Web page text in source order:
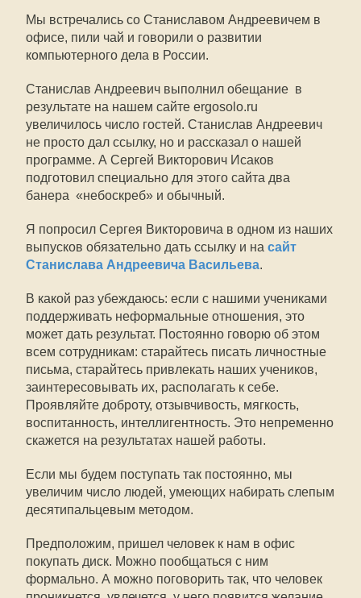
Мы встречались со Станиславом Андреевичем в
офисе, пили чай и говорили о развитии
компьютерного дела в России.
Станислав Андреевич выполнил обещание  в
результате на нашем сайте ergosolo.ru
увеличилось число гостей. Станислав Андреевич
не просто дал ссылку, но и рассказал о нашей
программе. А Сергей Викторович Исаков
подготовил специально для этого сайта два
банера  «небоскреб» и обычный.
Я попросил Сергея Викторовича в одном из наших
выпусков обязательно дать ссылку и на сайт
Станислава Андреевича Васильева.
В какой раз убеждаюсь: если с нашими учениками
поддерживать неформальные отношения, это
может дать результат. Постоянно говорю об этом
всем сотрудникам: старайтесь писать личностные
письма, старайтесь привлекать наших учеников,
заинтересовывать их, располагать к себе.
Проявляйте доброту, отзывчивость, мягкость,
воспитанность, интеллигентность. Это непременно
скажется на результатах нашей работы.
Если мы будем поступать так постоянно, мы
увеличим число людей, умеющих набирать слепым
десятипальцевым методом.
Предположим, пришел человек к нам в офис
покупать диск. Можно пообщаться с ним
формально. А можно поговорить так, что человек